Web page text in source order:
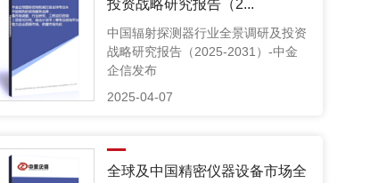
投资战略研究报告（2...
中国辐射探测器行业全景调研及投资
战略研究报告（2025-2031）-中金
企信发布
2025-04-07
全球及中国精密仪器设备市场全